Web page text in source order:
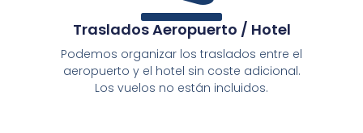
Traslados Aeropuerto / Hotel
Podemos organizar los traslados entre el
aeropuerto y el hotel sin coste adicional.
Los vuelos no están incluidos.